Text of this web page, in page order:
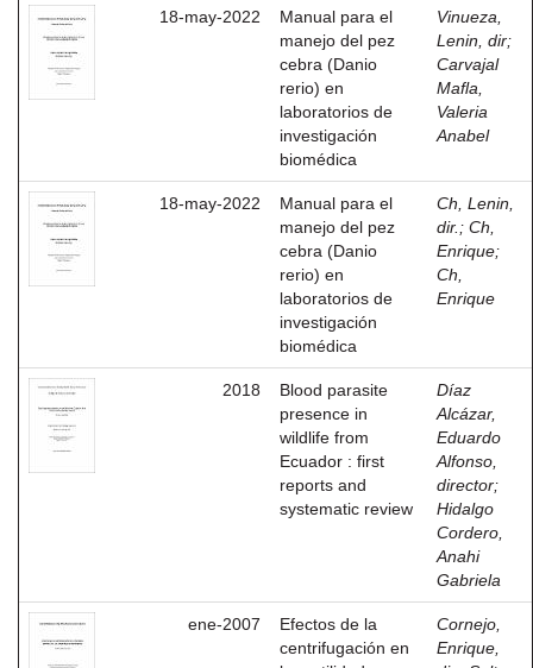
18-may-2022
Manual para el
manejo del pez
cebra (Danio
rerio) en
laboratorios de
investigación
biomédica
Vinueza,
Lenin, dir;
Carvajal
Mafla,
Valeria
Anabel
18-may-2022
Manual para el
manejo del pez
cebra (Danio
rerio) en
laboratorios de
investigación
biomédica
Ch, Lenin,
dir. ; Ch,
Enrique;
Ch,
Enrique
2018
Blood parasite
presence in
wildlife from
Ecuador : first
reports and
systematic review
Díaz
Alcázar,
Eduardo
Alfonso,
director;
Hidalgo
Cordero,
Anahi
Gabriela
ene-2007
Efectos de la
centrifugación en
Cornejo,
Enrique,